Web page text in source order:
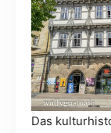
Das